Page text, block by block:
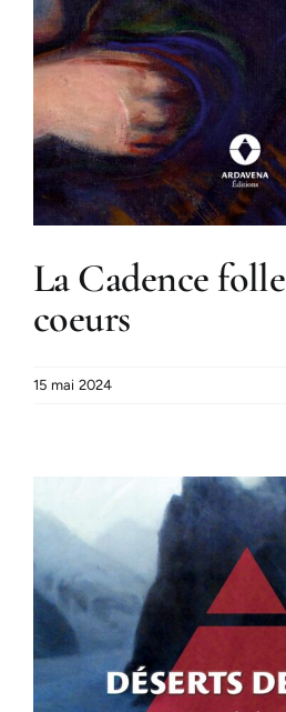
La Cadence
coeurs
15 mai 2024